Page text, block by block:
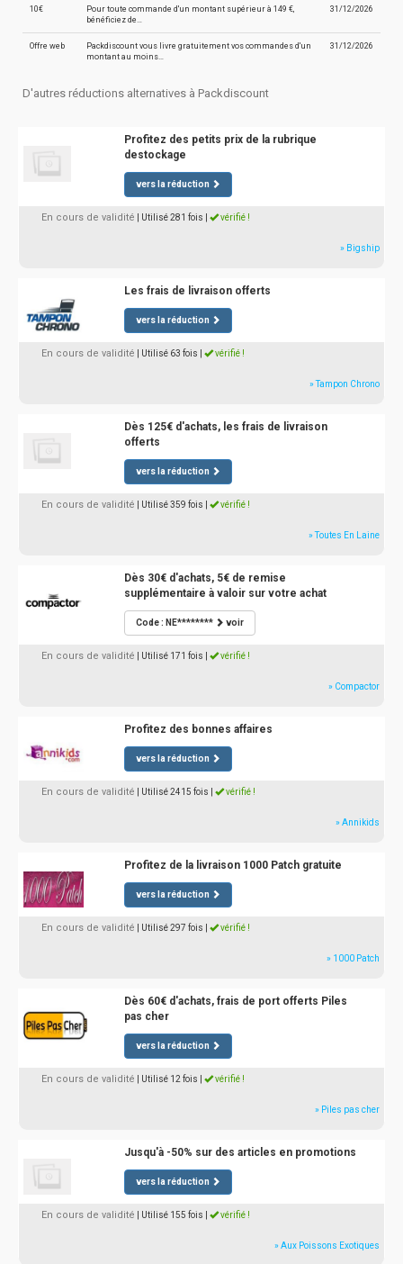
10€
Pour toute commande d'un montant supérieur à 149 €,
bénéficiez de…
31/12/2026
Offre web
Packdiscount vous livre gratuitement vos commandes d'un
montant au moins…
31/12/2026
D'autres réductions alternatives à Packdiscount
Profitez des petits prix de la rubrique
destockage
vers la réduction
En cours de validité | Utilisé 281 fois vérifié !
» Bigship
Les frais de livraison offerts
vers la réduction
En cours de validité | Utilisé 63 fois vérifié !
» Tampon Chrono
Dès 125€ d'achats, les frais de livraison
offerts
vers la réduction
En cours de validité | Utilisé 359 fois vérifié !
» Toutes En Laine
Dès 30€ d'achats, 5€ de remise
supplémentaire à valoir sur votre achat
Code : NE******** voir
En cours de validité | Utilisé 171 fois vérifié !
» Compactor
Profitez des bonnes affaires
vers la réduction
En cours de validité | Utilisé 2415 fois vérifié !
» Annikids
Profitez de la livraison 1000 Patch gratuite
vers la réduction
En cours de validité | Utilisé 297 fois vérifié !
» 1000 Patch
Dès 60€ d'achats, frais de port offerts Piles
pas cher
vers la réduction
En cours de validité | Utilisé 12 fois vérifié !
» Piles pas cher
Jusqu'à -50% sur des articles en promotions
vers la réduction
En cours de validité | Utilisé 155 fois vérifié !
» Aux Poissons Exotiques